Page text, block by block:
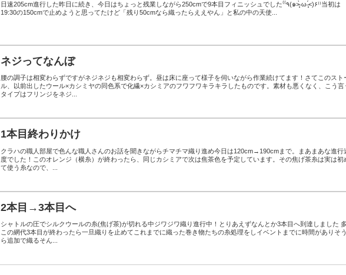
日速205cm進行した昨日に続き、今日はちょっと残業しながら250cmで9本目フィニッシュでした‎⁽⁽٩(๑˃̶͈̀ ω ˂̶͈́)۶⁾⁾当初は
19:30の150cmで止めようと思ってたけど「残り50cmなら織ったらええやん」と私の中の天使...
ネジってなんぼ
腰の調子は相変わらずですがネジネジも相変わらず。昼は床に座って様子を伺いながら作業続けてます！さてこのスト
ル、以前出したウール×カシミヤの同色系で化繊×カシミアのフワフワキラキラしたものです。素材も悪くなく、こう言
タイプはフリンジをネジ...
1本目終わりかけ
クラハの職人部屋で色んな職人さんのお話を聞きながらチマチマ織り進め今日は120cm→190cmまで。まあまあな進行
度でした！このオレンジ（横糸）が終わったら、同じカシミアで次は焦茶色を予定しています。その焦げ茶糸は実は初
て使う糸なので、...
2本目→3本目へ
シャトルの圧でシルクウールの糸(焦げ茶)が切れる中ジワジワ織り進行中！とりあえずなんとか3本目へ到達しました
この網代3本目が終わったら一旦織りを止めてこれまでに織った巻き物たちの糸処理をしイベントまでに時間がありそ
ら追加で織るそん...